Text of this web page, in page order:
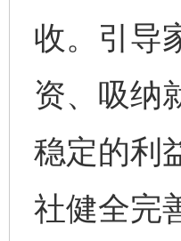
收。引导
资、吸纳
稳定的利
社健全完